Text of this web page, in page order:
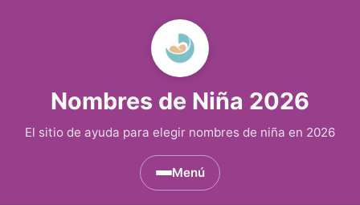
Nombres de Niña 2026
El sitio de ayuda para elegir nombres de niña en 2026
Menú